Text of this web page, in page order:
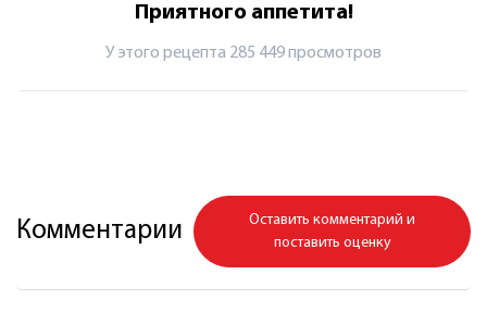
Приятного аппетита!
У этого рецепта 285 449 просмотров
Комментарии
Оставить комментарий и
поставить оценку